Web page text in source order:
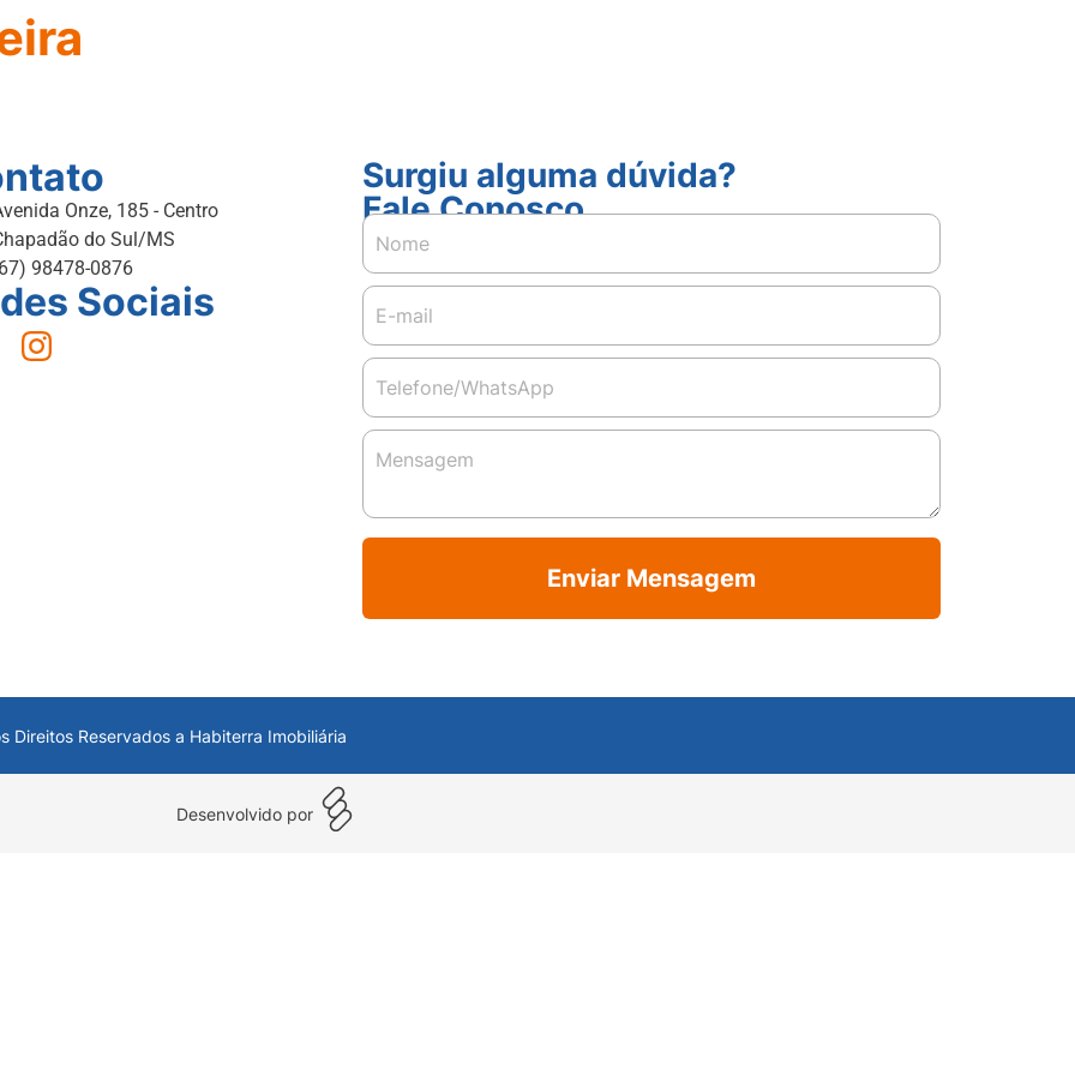
Onze, 185 - Centro
do Sul/MS
98478-0876
Sociais
Surgiu alguma dúvida?
Fale Conosco
Enviar Mensagem
Direitos Reservados a Habiterra Imobiliária
Desenvolvido por